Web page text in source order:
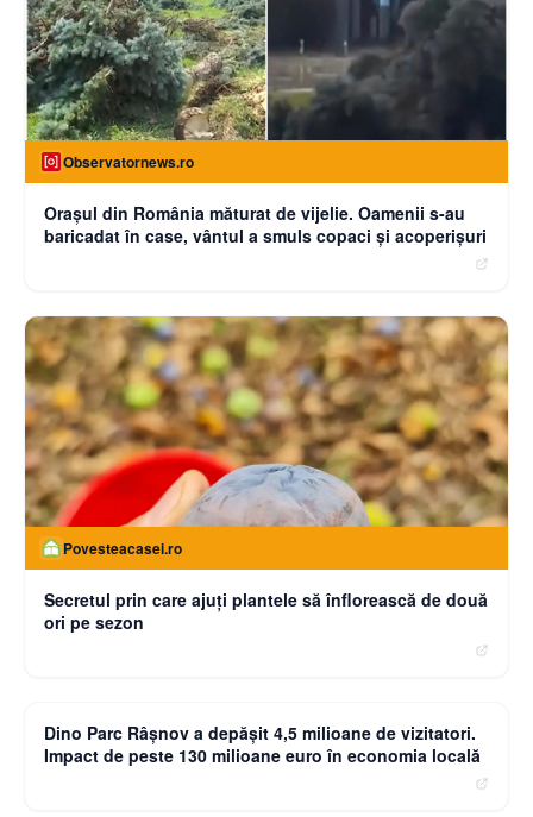
Observatornews.ro
Oraşul din România măturat de vijelie. Oamenii s-au
baricadat în case, vântul a smuls copaci şi acoperişuri
Povesteacasei.ro
Secretul prin care ajuți plantele să înflorească de două
ori pe sezon
Dino Parc Râșnov a depășit 4,5 milioane de vizitatori.
Impact de peste 130 milioane euro în economia locală